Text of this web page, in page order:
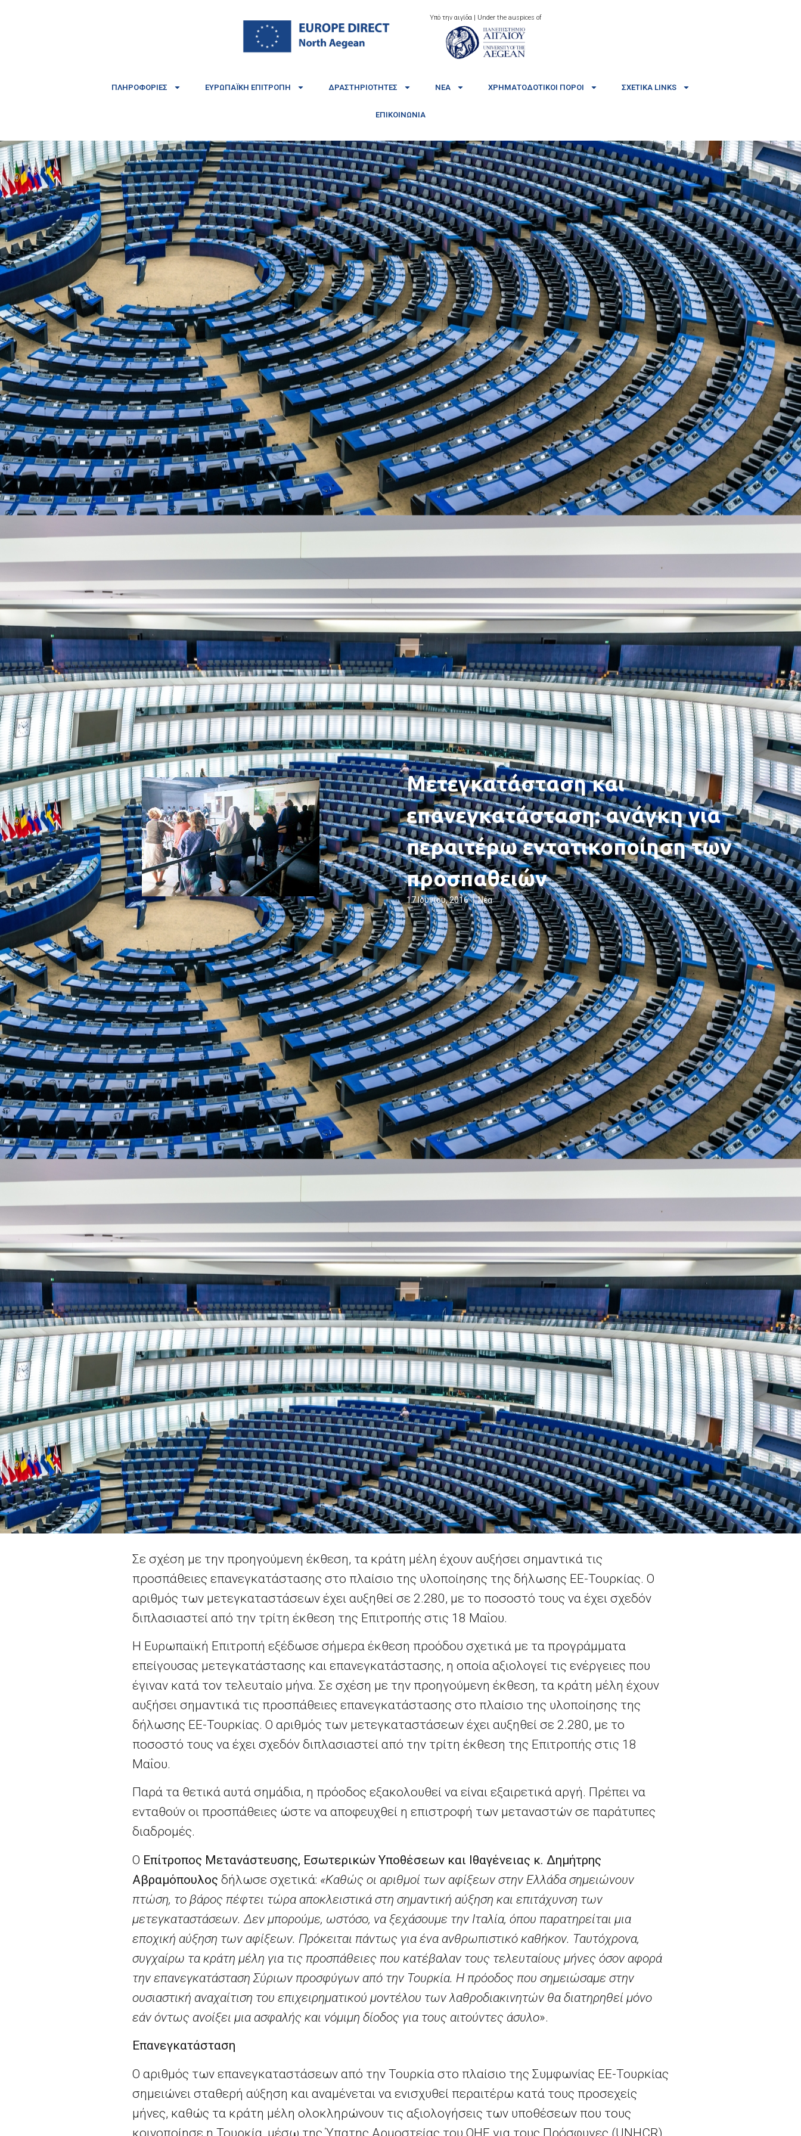
Υπό την αιγίδα | Under the auspices of
ΠΛΗΡΟΦΟΡΊΕΣ ΕΥΡΩΠΑΪΚΉ ΕΠΙΤΡΟΠΉ ΔΡΑΣΤΗΡΙΌΤΗΤΕΣ ΝΈΑ ΧΡΗΜΑΤΟΔΟΤΙΚΟΊ ΠΌΡΟΙ ΣΧΕΤΙΚΆ LINKS
ΕΠΙΚΟΙΝΩΝΊΑ
Μετεγκατάσταση και
επανεγκατάσταση: ανάγκη για
περαιτέρω εντατικοποίηση των
προσπαθειών
17 Ιουνίου, 2016 Νέα
Σε σχέση με την προηγούμενη έκθεση, τα κράτη μέλη έχουν αυξήσει σημαντικά τις
προσπάθειες επανεγκατάστασης στο πλαίσιο της υλοποίησης της δήλωσης ΕΕ-Τουρκίας. Ο
αριθμός των μετεγκαταστάσεων έχει αυξηθεί σε 2.280, με το ποσοστό τους να έχει σχεδόν
διπλασιαστεί από την τρίτη έκθεση της Επιτροπής στις 18 Μαΐου.
Η Ευρωπαϊκή Επιτροπή εξέδωσε σήμερα έκθεση προόδου σχετικά με τα προγράμματα
επείγουσας μετεγκατάστασης και επανεγκατάστασης, η οποία αξιολογεί τις ενέργειες που
έγιναν κατά τον τελευταίο μήνα. Σε σχέση με την προηγούμενη έκθεση, τα κράτη μέλη έχουν
αυξήσει σημαντικά τις προσπάθειες επανεγκατάστασης στο πλαίσιο της υλοποίησης της
δήλωσης ΕΕ-Τουρκίας. Ο αριθμός των μετεγκαταστάσεων έχει αυξηθεί σε 2.280, με το
ποσοστό τους να έχει σχεδόν διπλασιαστεί από την τρίτη έκθεση της Επιτροπής στις 18
Μαΐου.
Παρά τα θετικά αυτά σημάδια, η πρόοδος εξακολουθεί να είναι εξαιρετικά αργή. Πρέπει να
ενταθούν οι προσπάθειες ώστε να αποφευχθεί η επιστροφή των μεταναστών σε παράτυπες
διαδρομές.
Ο Επίτροπος Μετανάστευσης, Εσωτερικών Υποθέσεων και Ιθαγένειας κ. Δημήτρης
Αβραμόπουλος δήλωσε σχετικά: «Καθώς οι αριθμοί των αφίξεων στην Ελλάδα σημειώνουν
πτώση, το βάρος πέφτει τώρα αποκλειστικά στη σημαντική αύξηση και επιτάχυνση των
μετεγκαταστάσεων. Δεν μπορούμε, ωστόσο, να ξεχάσουμε την Ιταλία, όπου παρατηρείται μια
εποχική αύξηση των αφίξεων. Πρόκειται πάντως για ένα ανθρωπιστικό καθήκον. Ταυτόχρονα,
συγχαίρω τα κράτη μέλη για τις προσπάθειες που κατέβαλαν τους τελευταίους μήνες όσον αφορά
την επανεγκατάσταση Σύριων προσφύγων από την Τουρκία. Η πρόοδος που σημειώσαμε στην
ουσιαστική αναχαίτιση του επιχειρηματικού μοντέλου των λαθροδιακινητών θα διατηρηθεί μόνο
εάν όντως ανοίξει μια ασφαλής και νόμιμη δίοδος για τους αιτούντες άσυλο».
Επανεγκατάσταση
Ο αριθμός των επανεγκαταστάσεων από την Τουρκία στο πλαίσιο της Συμφωνίας ΕΕ-Τουρκίας
σημειώνει σταθερή αύξηση και αναμένεται να ενισχυθεί περαιτέρω κατά τους προσεχείς
μήνες, καθώς τα κράτη μέλη ολοκληρώνουν τις αξιολογήσεις των υποθέσεων που τους
κοινοποίησε η Τουρκία, μέσω της Ύπατης Αρμοστείας του ΟΗΕ για τους Πρόσφυγες (UNHCR).